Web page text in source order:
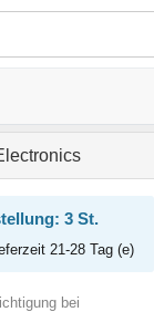
3 St.
21-28 Tag (e)
bei